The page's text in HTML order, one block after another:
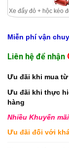
Xe đẩy đỏ + hộc kéo
Miễn phí vận
Liên hệ để nhận
Ưu đãi khi mua
Ưu đãi khi thực
hàng
Nhiều Khuyến
Ưu đãi đối với